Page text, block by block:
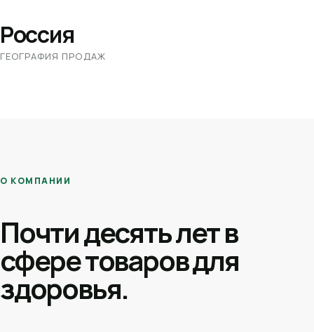
Россия
ГЕОГРАФИЯ ПРОДАЖ
О КОМПАНИИ
Почти десять лет в
сфере товаров для
здоровья.